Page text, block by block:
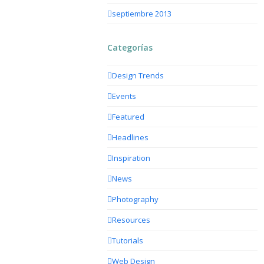
septiembre 2013
Categorías
Design Trends
Events
Featured
Headlines
Inspiration
News
Photography
Resources
Tutorials
Web Design